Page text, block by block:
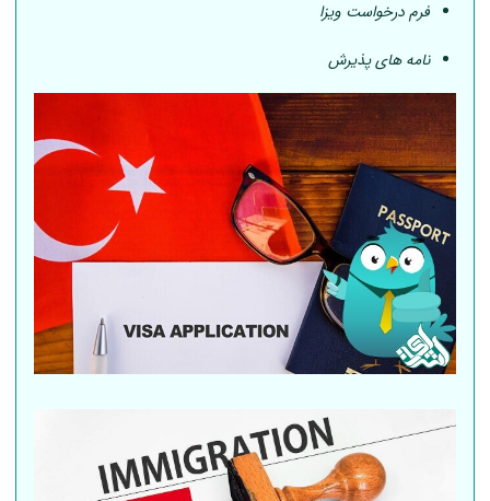
فرم درخواست ویزا
نامه های پذیرش